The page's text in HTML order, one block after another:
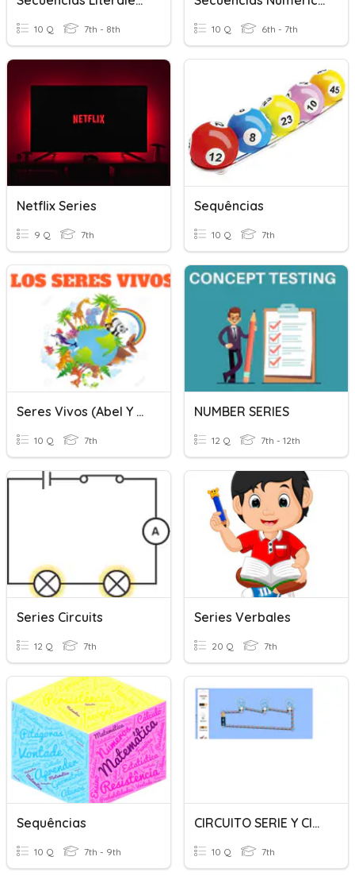
10 Q 7th - 8th 10 Q 6th - 7th
Netflix Series
9 Q 7th
Sequências
10 Q 7th
Seres Vivos (Abel Y Rubén)
10 Q 7th
NUMBER SERIES
12 Q 7th - 12th
Series Circuits
12 Q 7th
Series Verbales
20 Q 7th
Sequências
10 Q 7th - 9th
CIRCUITO SERIE Y CIRCUITO PARALELO
10 Q 7th